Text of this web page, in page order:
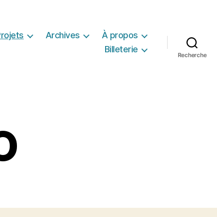
Archives
À propos
Billeterie
Recherche